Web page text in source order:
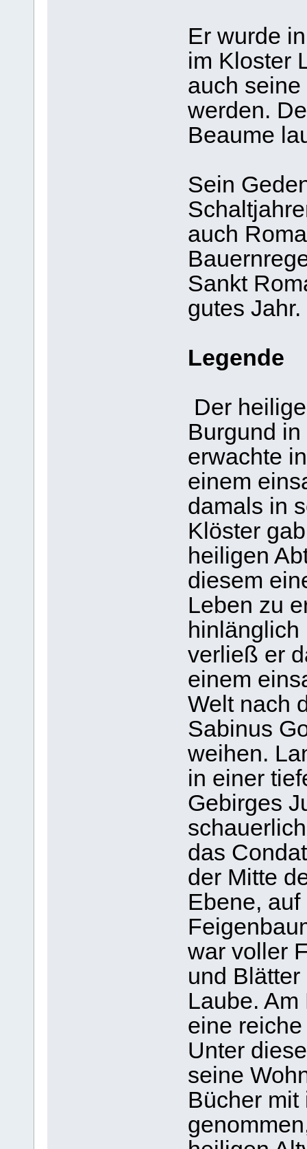
Er wurde
im Kloster
auch
werden.
Beaume
Sein
auch
Sankt
gutes Jahr.
Legende
Der
Burgund
erwachte
einem
damals in
Klöster
heiligen
diesem
Leben zu
verließ er
einem
Welt nach
Sabinus
weihen.
in einer
Gebirges
das
der Mitte
Ebene,
war voller
und
Laube.
eine
Unter
seine
Bücher